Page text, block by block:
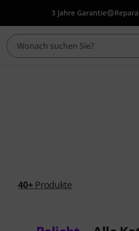
3 Jahre Garantie
40+Produkte